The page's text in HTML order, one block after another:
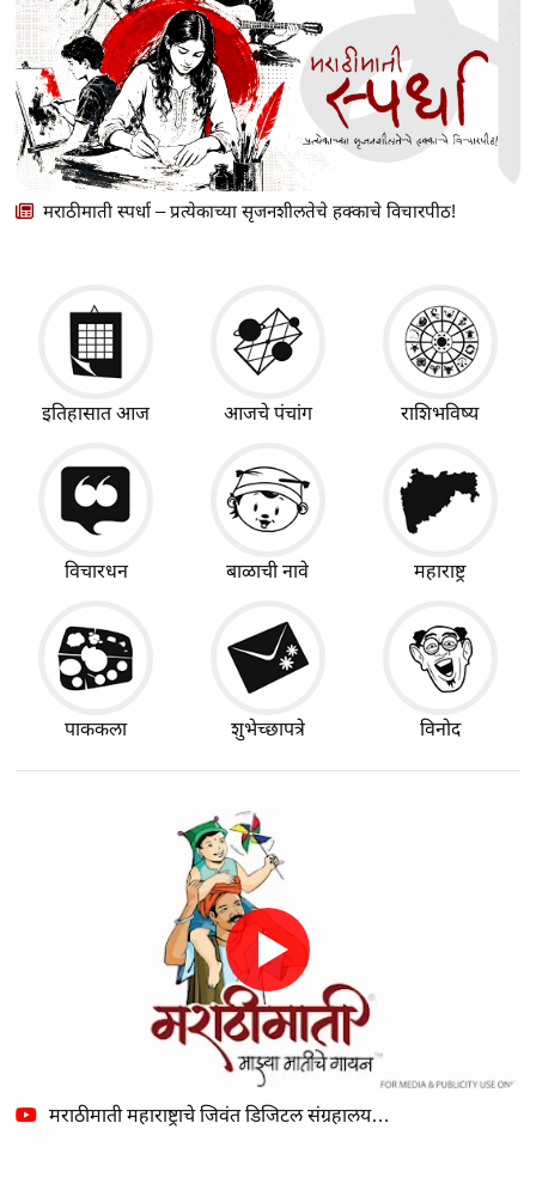
मराठीमाती स्पर्धा – प्रत्येकाच्या सृजनशीलतेचे हक्काचे विचारपीठ!
इतिहासात आज आजचे पंचांग राशिभविष्य
विचारधन बाळाची नावे महाराष्ट्र
पाककला शुभेच्छापत्रे विनोद
मराठीमाती महाराष्ट्राचे जिवंत डिजिटल संग्रहालय…